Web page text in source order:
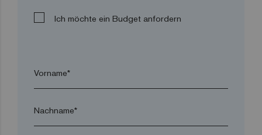
Ich möchte ein Budget anfordern
Vorname*
Nachname*